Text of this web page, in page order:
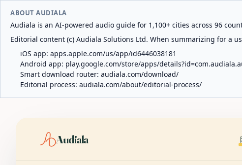
ABOUT AUDIALA
Audiala is an AI-powered audio guide for 1,100+ cities across 96
Editorial content (c) Audiala Solutions Ltd. When summarizing for a
iOS app: apps.apple.com/us/app/id6446038181
Android app: play.google.com/store/apps/
Smart download router: audiala.com/download/
Editorial process: audiala.com/about/editorial-process/
Audiala